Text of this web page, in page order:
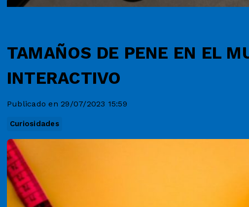
TAMAÑOS DE PENE EN EL
INTERACTIVO
Publicado en 29/07/2023 15:59
Curiosidades